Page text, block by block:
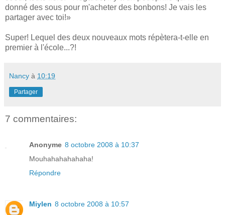
donné des sous pour m'acheter des bonbons! Je vais les
partager avec toi!»
Super! Lequel des deux nouveaux mots répètera-t-elle en
premier à l'école...?!
Nancy à 10:19
Partager
7 commentaires:
Anonyme 8 octobre 2008 à 10:37
Mouhahahahahaha!
Répondre
Miylen 8 octobre 2008 à 10:57